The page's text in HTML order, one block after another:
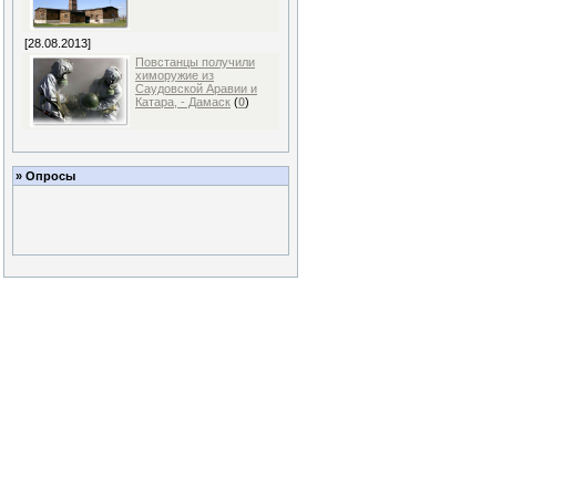
[28.08.2013]
Повстанцы получили
химоружие из
Саудовской Аравии и
Катара, - Дамаск (0)
» Опросы